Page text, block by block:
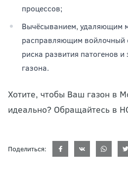
процессов;
Вычёсыванием, удаляющим
расправляющим войлочный
риска развития патогенов
газона.
Хотите, чтобы Ваш газон в
идеально? Обращайтесь в
Поделиться: